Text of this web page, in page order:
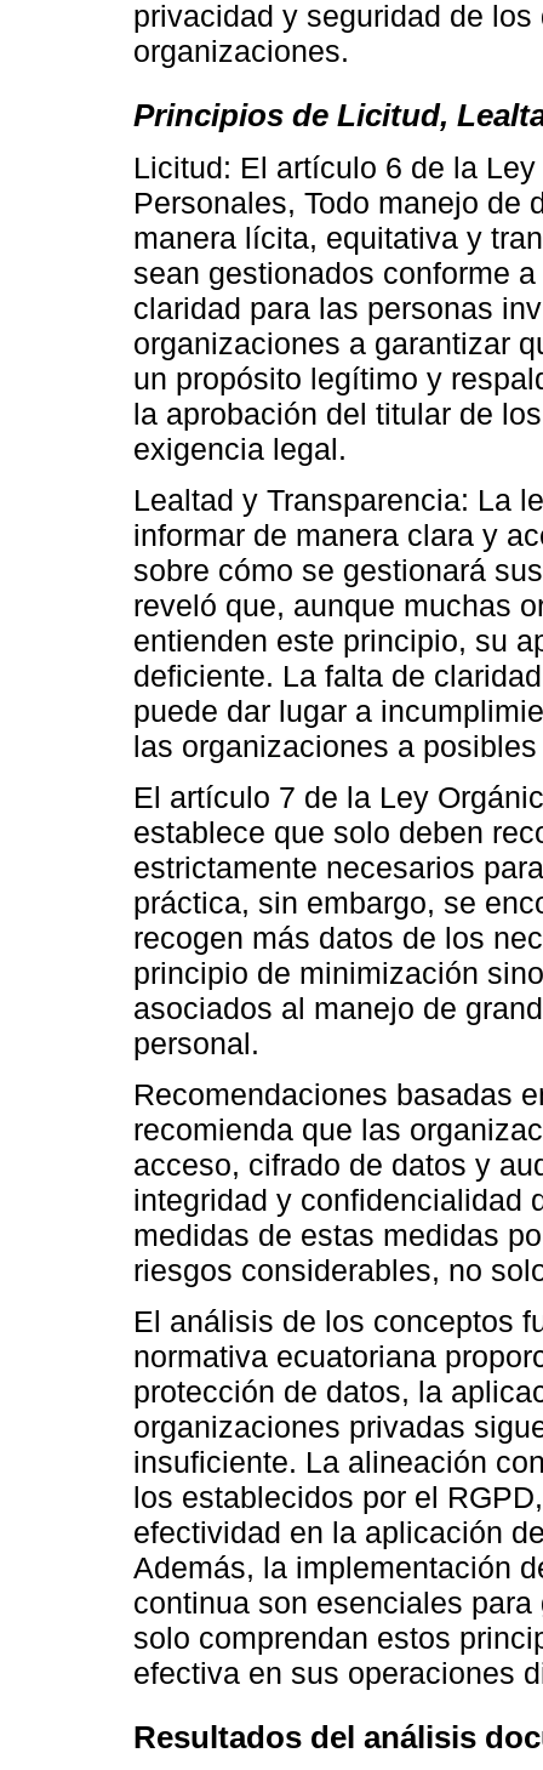
privacidad y seguridad de
organizaciones.
Principios de Licitud,
Licitud: El artículo 6 de la
Personales, Todo manejo de
manera lícita, equitativa y
sean gestionados conforme
claridad para las personas
organizaciones a garantizar
un propósito legítimo y
la aprobación del titular de
exigencia legal.
Lealtad y Transparencia: La
informar de manera clara y
sobre cómo se gestionará
reveló que, aunque muchas
entienden este principio, su
deficiente. La falta de
puede dar lugar a
las organizaciones a
El artículo 7 de la Ley
establece que solo deben
estrictamente necesarios
práctica, sin embargo, se
recogen más datos de los
principio de minimización
asociados al manejo de
personal.
Recomendaciones basadas
recomienda que las
acceso, cifrado de datos y
integridad y confidencialidad
medidas de estas medidas
riesgos considerables, no
El análisis de los conceptos
normativa ecuatoriana
protección de datos, la
organizaciones privadas
insuficiente. La alineación
los establecidos por el
efectividad en la aplicación
Además, la implementación
continua son esenciales
solo comprendan estos
efectiva en sus operaciones
Resultados del análisis